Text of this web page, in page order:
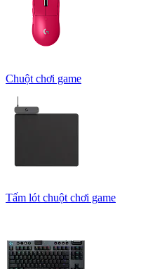
Chuột chơi game
Tấm lót chuột chơi game